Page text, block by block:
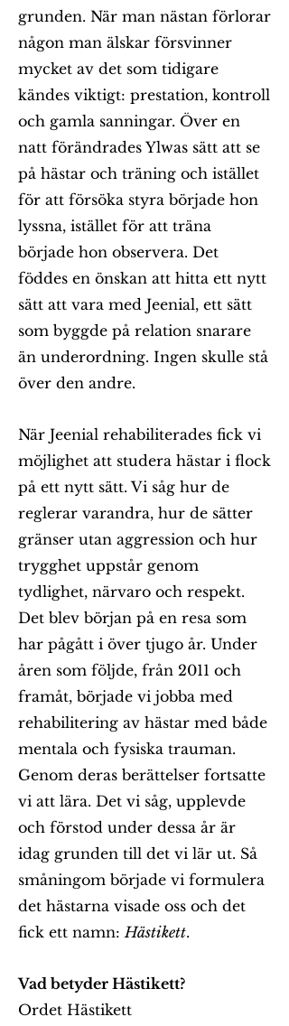
grunden. När man nästan förlorar
någon man älskar försvinner
mycket av det som tidigare
kändes viktigt: prestation, kontroll
och gamla sanningar. Över en
natt förändrades Ylwas sätt att se
på hästar och träning och istället
för att försöka styra började hon
lyssna, istället för att träna
började hon observera. Det
föddes en önskan att hitta ett nytt
sätt att vara med Jeenial, ett sätt
som byggde på relation snarare
än underordning. Ingen skulle stå
över den andre.
När Jeenial rehabiliterades fick vi
möjlighet att studera hästar i flock
på ett nytt sätt. Vi såg hur de
reglerar varandra, hur de sätter
gränser utan aggression och hur
trygghet uppstår genom
tydlighet, närvaro och respekt.
Det blev början på en resa som
har pågått i över tjugo år. Under
åren som följde, från 2011 och
framåt, började vi jobba med
rehabilitering av hästar med både
mentala och fysiska trauman.
Genom deras berättelser fortsatte
vi att lära. Det vi såg, upplevde
och förstod under dessa år är
idag grunden till det vi lär ut. Så
småningom började vi formulera
det hästarna visade oss och det
fick ett namn:Hästikett.
Vad betyder Hästikett?
Ordet Hästikett